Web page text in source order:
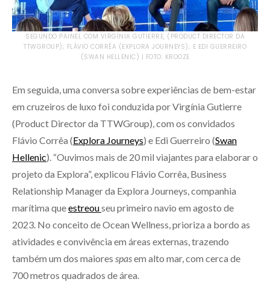
SEGUNDO PAINEL COM VIRGÍNIA GUTIERRE, (PRODUCT DIRECTOR DA
TTWGROUP); FLÁVIO CORRÊA (EXPLORA JOURNEYS); E EDI GUERREIRO
(SWAN HELLENIC) | FOTO: KROOZE
Em seguida, uma conversa sobre experiências de bem-estar
em cruzeiros de luxo foi conduzida por Virgínia Gutierre
(Product Director da TTWGroup), com os convidados
Flávio Corrêa (Explora Journeys) e Edi Guerreiro (Swan
Hellenic). “Ouvimos mais de 20 mil viajantes para elaborar o
projeto da Explora”, explicou Flávio Corrêa, Business
Relationship Manager da Explora Journeys, companhia
marítima queestreouseu primeiro navio em agosto de
2023. No conceito de Ocean Wellness, prioriza a bordo as
atividades e convivência em áreas externas, trazendo
também um dos maiores spasem alto mar, com cerca de
700 metros quadrados de área.